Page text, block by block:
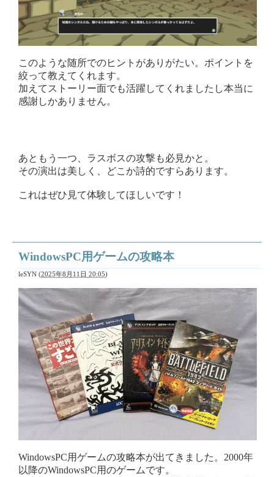
このような随所でのヒントがありがたい。ポイントを
絞って教えてくれます。
加えてストーリー面でも活躍してくれましたし本当に
感謝しかありません。
あともう一つ、ラスボスの攻撃も必見かと。
その演出は美しく、どこか詩的ですらあります。
これはぜひ見て体験してほしいです！
WindowsPC用ゲームの攻略本
leSYN (2025年8月11日 20:05)
WindowsPC用ゲームの攻略本が出てきました。2000年
以降のWindowsPC用のゲームです。